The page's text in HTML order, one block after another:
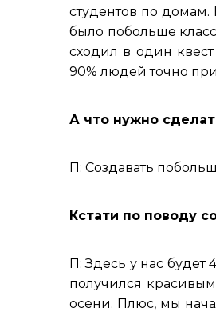
студентов по домам.
было побольше
сходил в один
90% людей точно
А что нужно
П: Создавать
Кстати по поводу
П: Здесь у нас будет
получился
осени. Плюс, мы